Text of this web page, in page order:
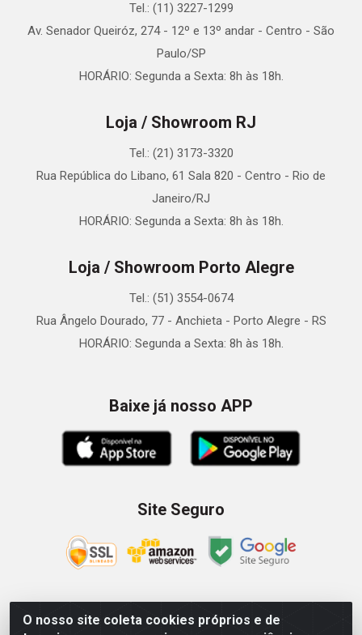
O nosso site coleta cookies próprios e de
Tel.: (11) 3227-1299
Av. Senador Queiróz, 274 - 12º e 13º andar - Centro - São
Paulo/SP
HORÁRIO: Segunda a Sexta: 8h às 18h.
Loja / Showroom RJ
Tel.: (21) 3173-3320
Rua República do Libano, 61 Sala 820 - Centro - Rio de
Janeiro/RJ
HORÁRIO: Segunda a Sexta: 8h às 18h.
Loja / Showroom Porto Alegre
Tel.: (51) 3554-0674
Rua Ângelo Dourado, 77 - Anchieta - Porto Alegre - RS
HORÁRIO: Segunda a Sexta: 8h às 18h.
Baixe já nosso APP
Site Seguro
Zein Importação e Comércio LTDA - Av. Senador Queiróz, 274